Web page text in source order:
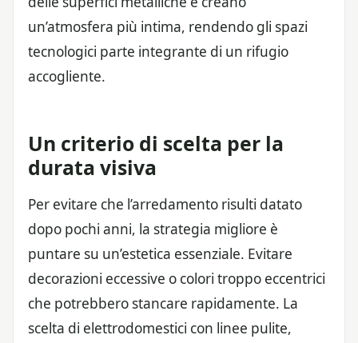
un’atmosfera più intima, rendendo gli spazi
tecnologici parte integrante di un rifugio
accogliente.
Un criterio di scelta per la
durata visiva
Per evitare che l’arredamento risulti datato
dopo pochi anni, la strategia migliore è
puntare su un’estetica essenziale. Evitare
decorazioni eccessive o colori troppo eccentrici
che potrebbero stancare rapidamente. La
scelta di elettrodomestici con linee pulite,